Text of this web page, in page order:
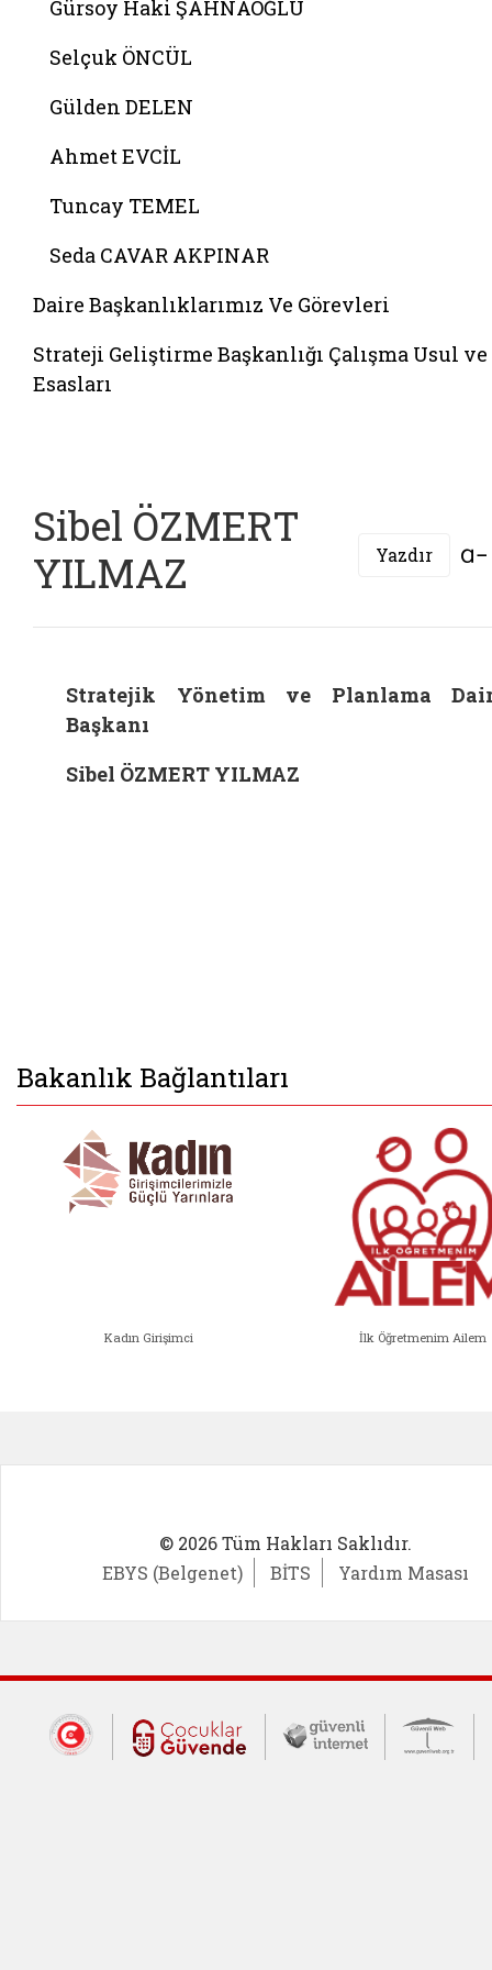
Gürsoy Haki ŞAHNAOĞLU
Selçuk ÖNCÜL
Gülden DELEN
Ahmet EVCİL
Tuncay TEMEL
Seda CAVAR AKPINAR
Daire Başkanlıklarımız Ve Görevleri
Strateji Geliştirme Başkanlığı Çalışma Usul ve
Esasları
Sibel ÖZMERT
YILMAZ
Yazdır
Stratejik Yönetim ve Planlama
Başkanı
Sibel ÖZMERT YILMAZ
Bakanlık Bağlantıları
Kadın Girişimci İlk Öğretmenim Ailem
© 2026 Tüm Hakları Saklıdır.
EBYS (Belgenet)
BİTS Yardım Masası
Dış Bağlantılar
Cumhurbaşkanlığı İletişim Merkezi
Çocuklar Güvende (yeni
Güvenli